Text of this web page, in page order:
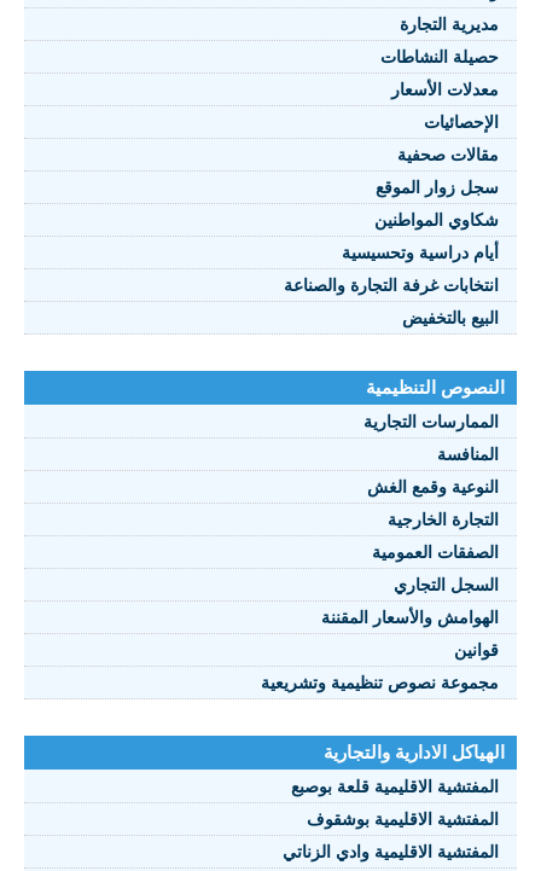
النصوص 2021
FRANÇAIS
مديرية التجارة
حصيلة النشاطات
معدلات الأسعار
الإحصائيات
مقالات صحفية
سجل زوار الموقع
شكاوي المواطنين
أيام دراسية وتحسيسية
انتخابات غرفة التجارة والصناعة
البيع بالتخفيض
النصوص التنظيمية
الممارسات التجارية
المنافسة
النوعية وقمع الغش
التجارة الخارجية
الصفقات العمومية
السجل التجاري
الهوامش والأسعار المقننة
قوانين
مجموعة نصوص تنظيمية وتشريعية
الهياكل الادارية والتجارية
المفتشية الاقليمية قلعة بوصبع
المفتشية الاقليمية بوشقوف
المفتشية الاقليمية وادي الزناتي